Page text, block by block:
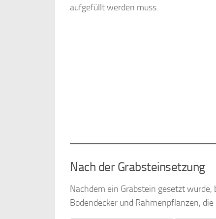
aufgefüllt werden muss.
Nach der Grabsteinsetzung
Nachdem ein Grabstein gesetzt
Bodendecker und Rahmenpflanzen,